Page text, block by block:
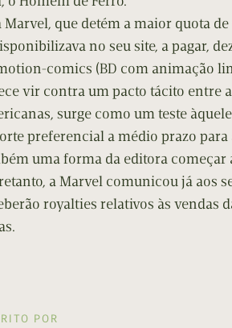
Marvel, que detém a maior quota
no seu site, a pagar,
comics (BD com animação
vir contra um pacto tácito entre
surge como um teste
preferencial a médio prazo
uma forma da editora começar
a Marvel comunicou já aos
royalties relativos às vendas
POR